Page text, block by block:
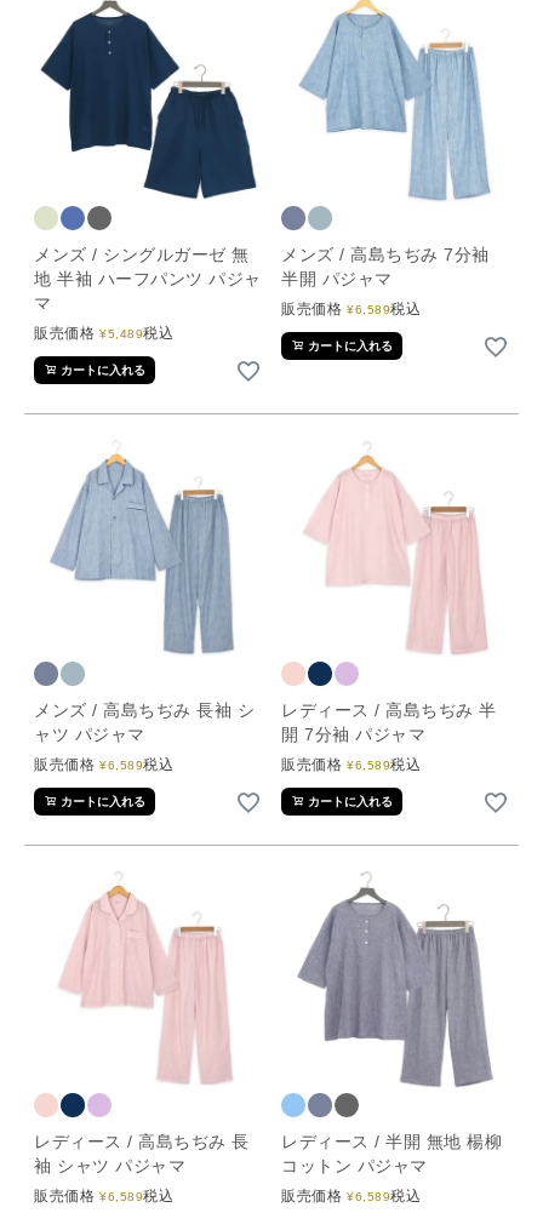
メンズ / シングルガーゼ 無
地 半袖 ハーフパンツ パジャ
マ
販売価格 ¥5,489税込
カートに入れる
メンズ / 高島ちぢみ 7分袖
半開 パジャマ
販売価格 ¥6,589税込
カートに入れる
メンズ / 高島ちぢみ 長袖 シ
ャツ パジャマ
販売価格 ¥6,589税込
カートに入れる
レディース / 高島ちぢみ 半
開 7分袖 パジャマ
販売価格 ¥6,589税込
カートに入れる
レディース / 高島ちぢみ 長
袖 シャツ パジャマ
販売価格 ¥6,589税込
レディース / 半開 無地 楊柳
コットン パジャマ
販売価格 ¥6,589税込